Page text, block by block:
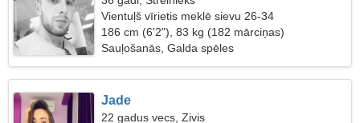
Vientuļš vīrietis meklē sievu 26-34
186 cm (6'2"), 83 kg (182 mārciņas)
Sauļošanās, Galda spēles
Jade
22 gadus vecs, Zivis